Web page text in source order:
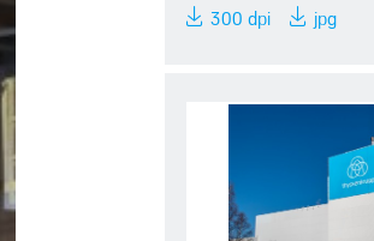
300 dpi jpg